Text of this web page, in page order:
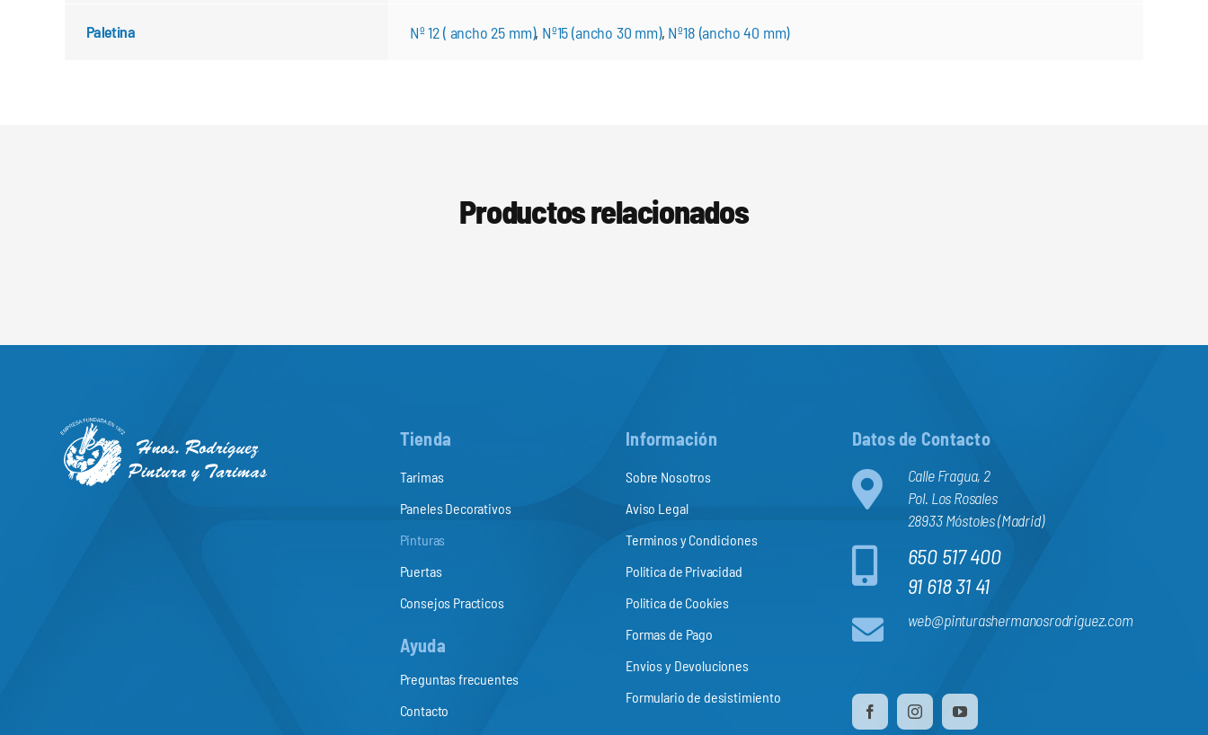
Paletina Nº 12 ( ancho 25 mm), Nº15 (ancho 30 mm), Nº18 (ancho 40 mm)
Productos relacionados
Tienda
Tarimas
Paneles Decorativos
Pinturas
Puertas
Consejos Practicos
Ayuda
Preguntas frecuentes
Contacto
Información
Sobre Nosotros
Aviso Legal
Terminos y Condiciones
Politica de Privacidad
Politica de Cookies
Formas de Pago
Envios y Devoluciones
Formulario de desistimiento
Datos de Contacto
Calle Fragua, 2
Pol. Los Rosales
28933 Móstoles (Madrid)
650 517 400
91 618 31 41
web@pinturashermanosrodriguez.com